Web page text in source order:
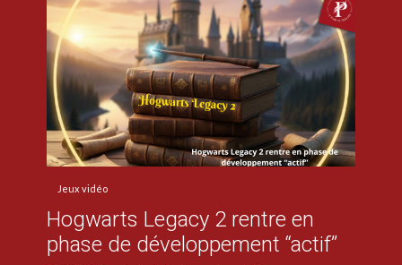
Jeux vidéo
Hogwarts Legacy 2 rentre en
phase de développement “actif”